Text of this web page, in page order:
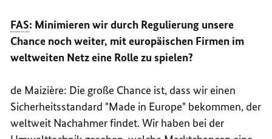
FAS: Minimieren wir durch Regulierung unsere
Chance noch weiter, mit europäischen Firmen im
weltweiten Netz eine Rolle zu spielen?
de Maizière: Die große Chance ist, dass wir einen
Sicherheitsstandard "Made in Europe" bekommen, der
weltweit Nachahmer findet. Wir haben bei der